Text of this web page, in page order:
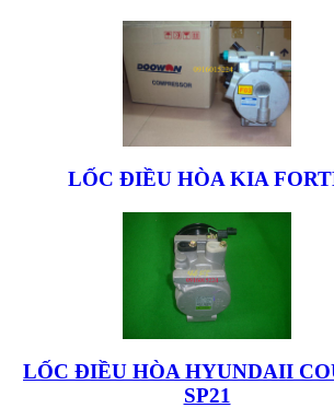
LỐC ĐIỀU HÒA KIA
LỐC ĐIỀU HÒA HYUNDAII
SP21